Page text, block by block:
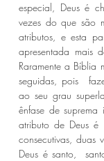
especial, Deus é
vezes do que são
atributos, e esta
apresentada mais
Raramente a Bíblia
seguidas, pois
ao seu grau
ênfase de suprema
atributo de Deus é
consecutivas, duas
Deus é santo,